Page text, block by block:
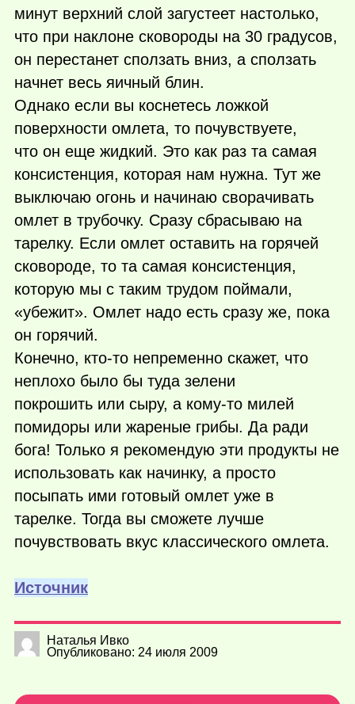
минут верхний слой загустеет настолько,
что при наклоне сковороды на 30 градусов,
он перестанет сползать вниз, а сползать
начнет весь яичный блин.
Однако если вы коснетесь ложкой
поверхности омлета, то почувствуете,
что он еще жидкий. Это как раз та самая
консистенция, которая нам нужна. Тут же
выключаю огонь и начинаю сворачивать
омлет в трубочку. Сразу сбрасываю на
тарелку. Если омлет оставить на горячей
сковороде, то та самая консистенция,
которую мы с таким трудом поймали,
«убежит». Омлет надо есть сразу же, пока
он горячий.
Конечно, кто-то непременно скажет, что
неплохо было бы туда зелени
покрошить или сыру, а кому-то милей
помидоры или жареные грибы. Да ради
бога! Только я рекомендую эти продукты не
использовать как начинку, а просто
посыпать ими готовый омлет уже в
тарелке. Тогда вы сможете лучше
почувствовать вкус классического омлета.
Источник
Наталья Ивко
Опубликовано: 24 июля 2009